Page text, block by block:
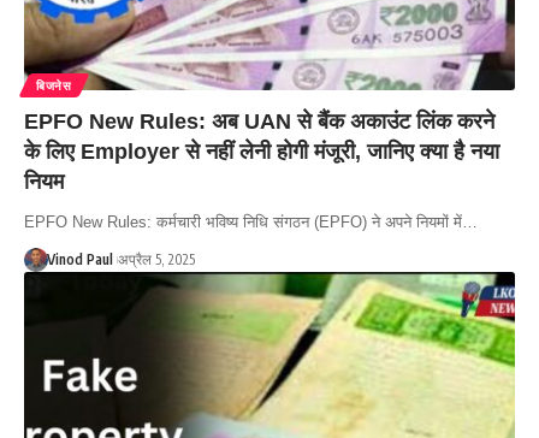
बिजनेस
EPFO New Rules: अब UAN से बैंक अकाउंट लिंक करने
के लिए Employer से नहीं लेनी होगी मंजूरी, जानिए क्या है नया
नियम
EPFO New Rules: कर्मचारी भविष्य निधि संगठन (EPFO) ने अपने नियमों में…
Vinod Paul अप्रैल 5, 2025